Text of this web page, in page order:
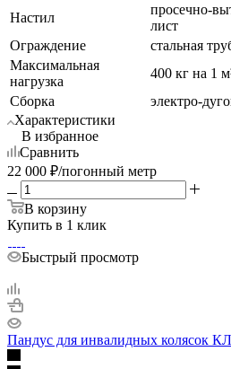
Настил
просечно-
лист
Ограждение
стальная
Максимальная
нагрузка
400 кг на 1
Сборка
электро-
Характеристики
В избранное
Сравнить
22 000 ₽/погонный метр
В корзину
Купить в 1 клик
Быстрый просмотр
Пандус для инвалидных колясок